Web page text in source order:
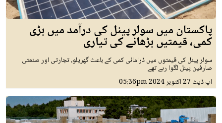
پاکستان میں سولر پینل کی درآمد میں بڑی
کمی، قیمتیں بڑھانے کی تیاری
سولر پینل کی قیمتوں میں ڈرامائی کمی کے باعث گھریلو، تجارتی اور صنعتی
صارفین پینل لگوا رہے تھے
اپ ڈیٹ 27 اکتوبر 2024 05:36pm